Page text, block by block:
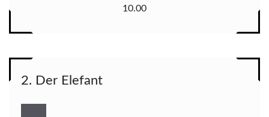
10.00
2. Der Elefant